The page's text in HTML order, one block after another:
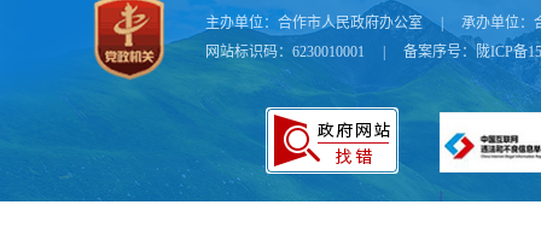
主办单位： 合作市人民政府办公室 承办单位：
网站标识码：6230010001
备案序号：陇ICP备